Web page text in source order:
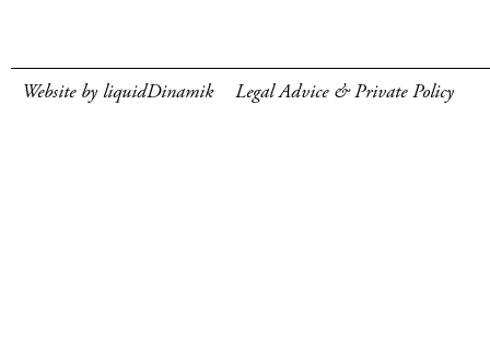
Website by liquidDinamik Legal Advice & Private Policy